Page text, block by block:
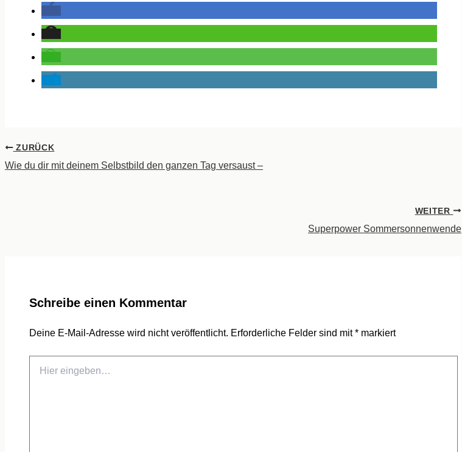
ZURÜCK
Wie du dir mit deinem Selbstbild den ganzen Tag versaust –
WEITER
Superpower Sommersonnenwende
Schreibe einen Kommentar
Deine E-Mail-Adresse wird nicht veröffentlicht. Erforderliche Felder sind mit* markiert
eingeben…